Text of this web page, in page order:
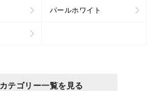
パールホワイト
カテゴリー一覧を見る